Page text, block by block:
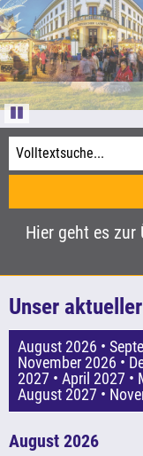
Pause
Hier geht es zur
Unser
August 2026
November 2026
2027
April 2027
August 2027
August 2026